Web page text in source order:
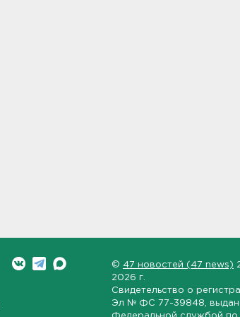
© 47 новостей (47 news)
2026 г.
Свидетельство о
Эл № ФС 77-39848 ,